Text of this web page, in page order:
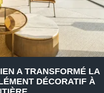
A TRANSFORMÉ LA
DÉCORATIF À